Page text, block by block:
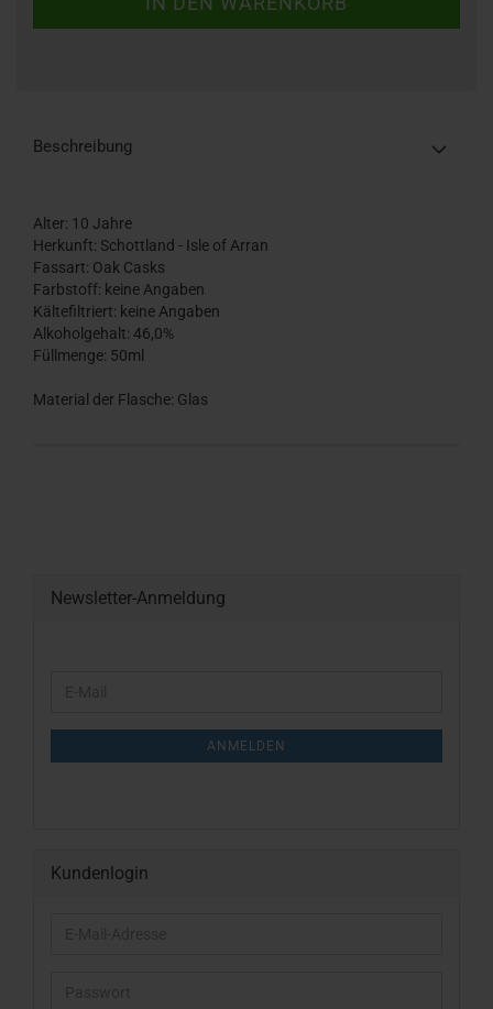
Beschreibung
Alter: 10 Jahre
Herkunft: Schottland - Isle of Arran
Fassart: Oak Casks
Farbstoff: keine Angaben
Kältefiltriert: keine Angaben
Alkoholgehalt: 46,0%
Füllmenge: 50ml
Material der Flasche: Glas
Newsletter-Anmeldung
ANMELDEN
Kundenlogin